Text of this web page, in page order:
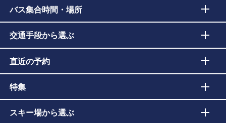
バス集合時間・場所
交通手段から選ぶ
直近の予約
特集
スキー場から選ぶ